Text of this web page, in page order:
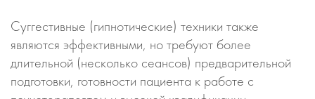
Суггестивные (гипнотические) техники также
являются эффективными, но требуют более
длительной (несколько сеансов) предварительной
подготовки, готовности пациента к работе с